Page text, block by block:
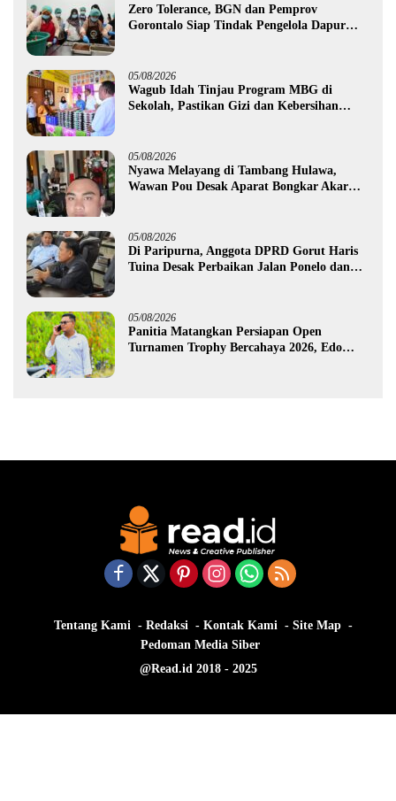
Zero Tolerance, BGN dan Pemprov
Gorontalo Siap Tindak Pengelola Dapur
05/08/2026
Wagub Idah Tinjau Program MBG di
Sekolah, Pastikan Gizi dan Kebersihan
05/08/2026
Nyawa Melayang di Tambang Hulawa,
Wawan Pou Desak Aparat Bongkar Akar
05/08/2026
Di Paripurna, Anggota DPRD Gorut Haris
Tuina Desak Perbaikan Jalan Ponelo dan
05/08/2026
Panitia Matangkan Persiapan Open
Turnamen Trophy Bercahaya 2026, Edo
Tentang Kami Redaksi Kontak Kami
Site Map
Pedoman Media Siber
@Read.id 2018 - 2025